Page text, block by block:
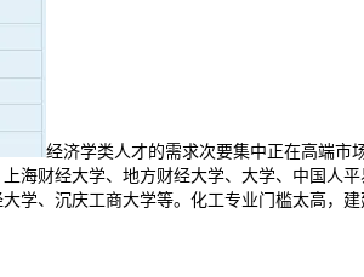
经济学类人才的需求次要集中正在高端市
海财经大学、地方财经大学、大学、中国人
学、沉庆工商大学等。化工专业门槛太高，